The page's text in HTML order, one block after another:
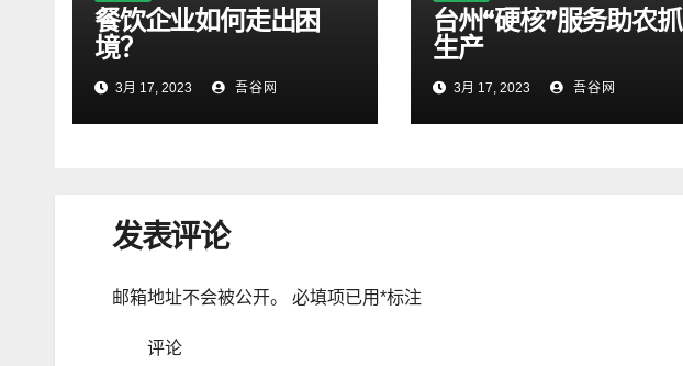
餐饮企业如何走出困
境？
3月 17, 2023 吾谷网
台州“硬核”服务助农抓
生产
3月 17, 2023 吾谷网
发表评论
邮箱地址不会被公开。 必填项已用*标注
评论